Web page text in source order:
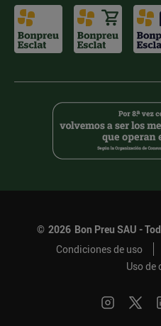
© 2026 Bon Preu SAU -
Condiciones de uso
Uso de